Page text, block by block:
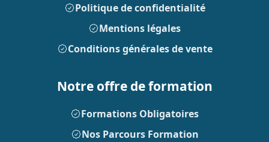
Politique de confidentialité
Mentions légales
Conditions générales de vente
Notre offre de formation
Formations Obligatoires
Nos Parcours Formation